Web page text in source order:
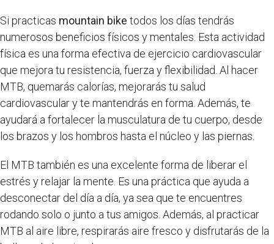
Si practicas mountain bike todos los días tendrás
numerosos beneficios físicos y mentales. Esta actividad
física es una forma efectiva de ejercicio cardiovascular
que mejora tu resistencia, fuerza y ​​flexibilidad. Al hacer
MTB, quemarás calorías, mejorarás tu salud
cardiovascular y te mantendrás en forma. Además, te
ayudará a fortalecer la musculatura de tu cuerpo, desde
los brazos y los hombros hasta el núcleo y las piernas.
El MTB también es una excelente forma de liberar el
estrés y relajar la mente. Es una práctica que ayuda a
desconectar del día a día, ya sea que te encuentres
rodando solo o junto a tus amigos. Además, al practicar
MTB al aire libre, respirarás aire fresco y disfrutarás de la